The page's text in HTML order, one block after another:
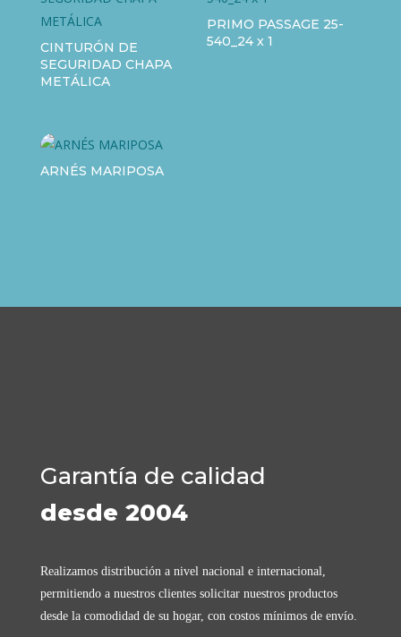
CINTURÓN DE
SEGURIDAD CHAPA
METÁLICA
PRIMO PASSAGE 25-
540_24 x 1
ARNÉS MARIPOSA
Garantía de calidad
desde 2004
Realizamos distribución a nivel nacional e internacional,
permitiendo a nuestros clientes solicitar nuestros productos
desde la comodidad de su hogar, con costos mínimos de envío.